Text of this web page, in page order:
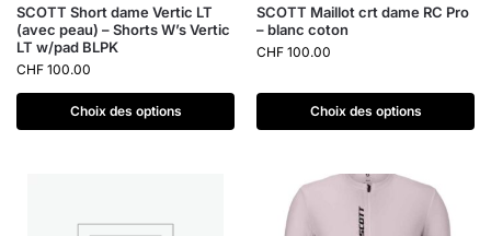
SCOTT Short dame Vertic LT
(avec peau) – Shorts W’s Vertic
LT w/pad BLPK
CHF 100.00
Choix des options
SCOTT Maillot crt dame RC Pro
– blanc coton
CHF 100.00
Choix des options